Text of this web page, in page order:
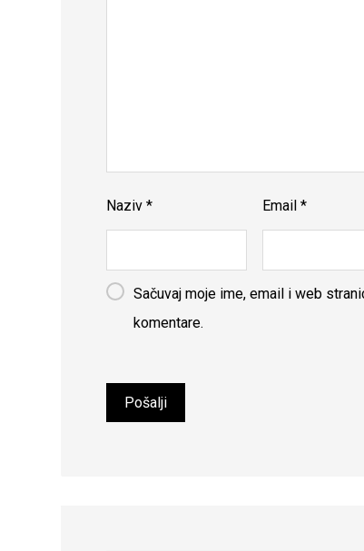
Naziv* Email *
Sačuvaj moje ime, email i web
komentare.